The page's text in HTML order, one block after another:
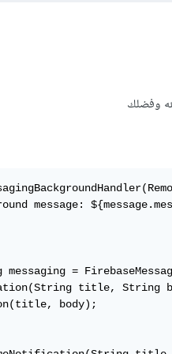
وفضلك
message:
messaging =
title, String
body);